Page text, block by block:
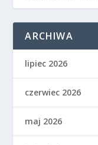
ARCHIWA
lipiec 2026
czerwiec 2026
maj 2026